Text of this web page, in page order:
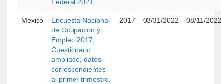
Federal 2021
Mexico
Encuesta Nacional
de Ocupación y
Empleo 2017,
Cuestionario
ampliado, datos
correspondientes
al primer trimestre.
2017 03/31/2022 08/11/2022